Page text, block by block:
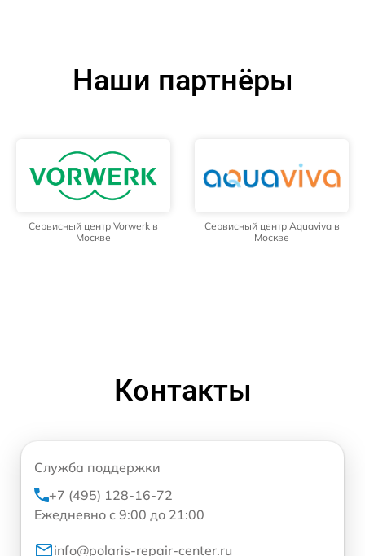
Наши партнёры
Сервисный центр Vorwerk в
Москве
Сервисный центр Aquaviva в
Москве
Контакты
Служба поддержки
+7 (495) 128-16-72
Ежедневно с 9:00 до 21:00
info@polaris-repair-center.ru